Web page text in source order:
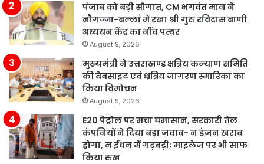
पंजाब को बड़ी सौगात, CM भगवंत मान ने
नौगज्जा-बल्लां में रखा श्री गुरु रविदास बाणी
अध्ययन केंद्र का नींव पत्थर
August 9, 2026
मुख्यमंत्री ने उत्तराखण्ड क्षत्रिय कल्याण समिति
की वेबसाइट एवं क्षत्रिय जागरण स्मारिका का
किया विमोचन
August 9, 2026
E20 पेट्रोल पर मचा घमासान, सरकारी तेल
कंपनियों ने दिया बड़ा जवाब- न इंजन खराब
होगा, न ईंधन में गड़बड़ी; माइलेज पर भी साफ
किया रुख